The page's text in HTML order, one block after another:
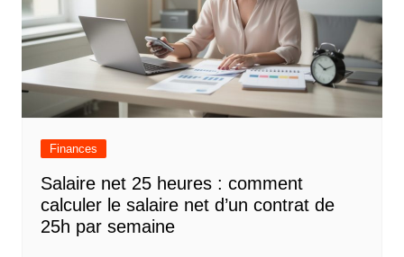
Finances
Salaire net 25 heures : comment
calculer le salaire net d’un contrat de
25h par semaine